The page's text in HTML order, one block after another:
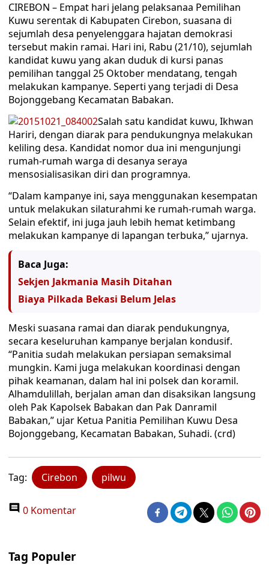
CIREBON – Empat hari jelang pelaksanaa Pemilihan
Kuwu serentak di Kabupaten Cirebon, suasana di
sejumlah desa penyelenggara hajatan demokrasi
tersebut makin ramai. Hari ini, Rabu (21/10), sejumlah
kandidat kuwu yang akan duduk di kursi panas
pemilihan tanggal 25 Oktober mendatang, tengah
melakukan kampanye. Seperti yang terjadi di Desa
Bojonggebang Kecamatan Babakan.
Salah satu kandidat kuwu, Ikhwan
Hariri, dengan diarak para pendukungnya melakukan
keliling desa. Kandidat nomor dua ini mengunjungi
rumah-rumah warga di desanya seraya
mensosialisasikan diri dan programnya.
“Dalam kampanye ini, saya menggunakan kesempatan
untuk melakukan silaturahmi ke rumah-rumah warga.
Selain efektif, ini juga jauh lebih hemat ketimbang
melakukan kampanye di lapangan terbuka,” ujarnya.
Baca Juga:
Sekjen Jakmania Masih Ditahan
Biaya Pilkada Bekasi Belum Jelas
Meski suasana ramai dan diarak pendukungnya,
secara keseluruhan kampanye berjalan kondusif.
“Panitia sudah melakukan persiapan semaksimal
mungkin. Kami juga melakukan koordinasi dengan
pihak keamanan, dalam hal ini polsek dan koramil.
Alhamdulillah, berjalan aman dan disaksikan langsung
oleh Pak Kapolsek Babakan dan Pak Danramil
Babakan,” ujar Ketua Panitia Pemilihan Kuwu Desa
Bojonggebang, Kecamatan Babakan, Suhadi. (crd)
Tag: Cirebon pilwu
0 Komentar
Tag Populer